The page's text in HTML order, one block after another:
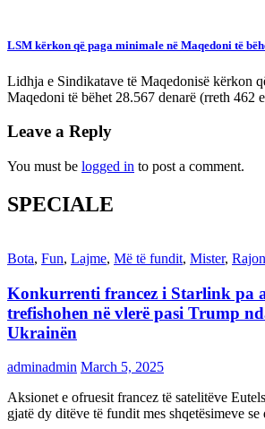
LSM kërkon që paga minimale në Maqedoni të
Lidhja e Sindikatave të Maqedonisë kërkon
Maqedoni të bëhet 28.567 denarë (rreth 462
Leave a Reply
You must be logged in to post a comment.
SPECIALE
Bota, Fun, Lajme, Më të fundit, Mister,
Konkurrenti francez i Starlink pa
trefishohen në vlerë pasi Trump
Ukrainën
adminadmin March 5, 2025
Aksionet e ofruesit francez të satelitëve
gjatë dy ditëve të fundit mes shqetësimeve